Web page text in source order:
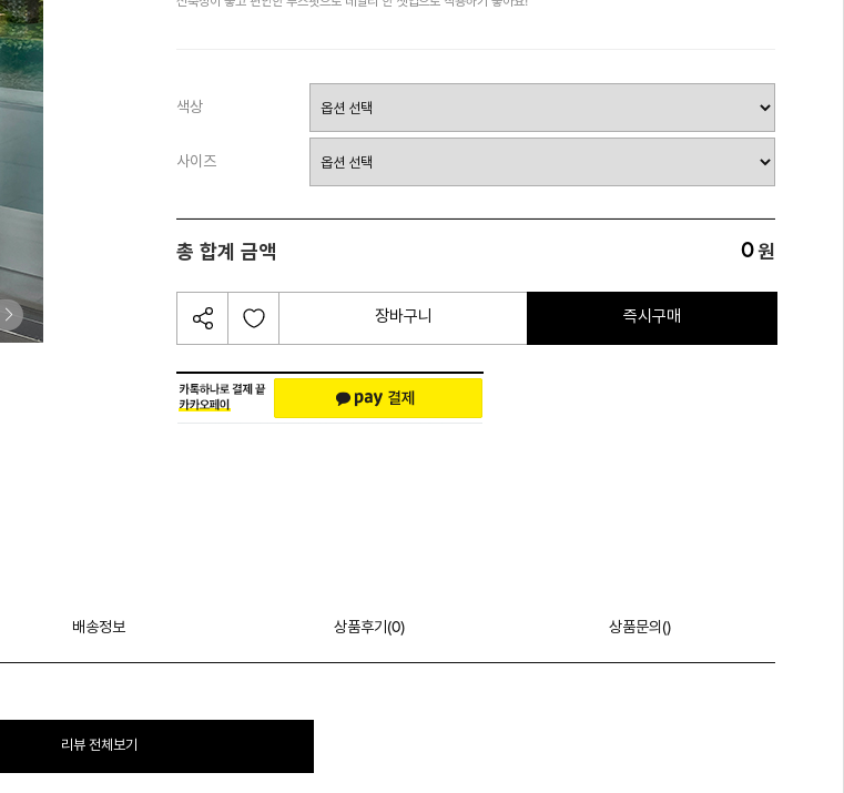
색상
사이즈
총 합계 금액 0원
장바구니 즉시구매
배송정보 상품후기(0) 상품문의()
리뷰 전체보기